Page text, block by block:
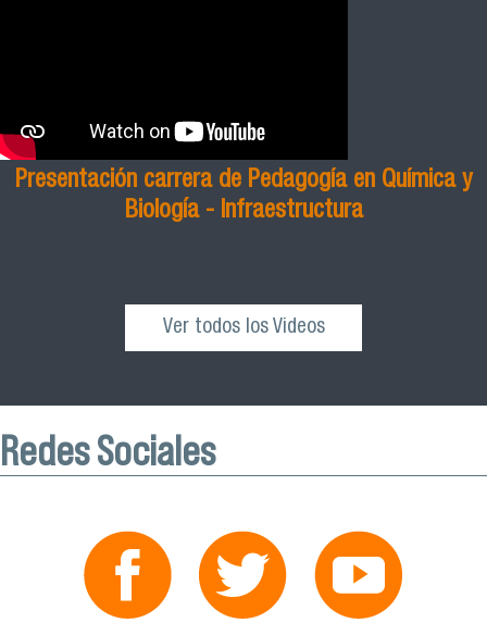
Presentación carrera de Pedagogía en Química y
Biología - Infraestructura
Ver todos los Videos
Redes Sociales